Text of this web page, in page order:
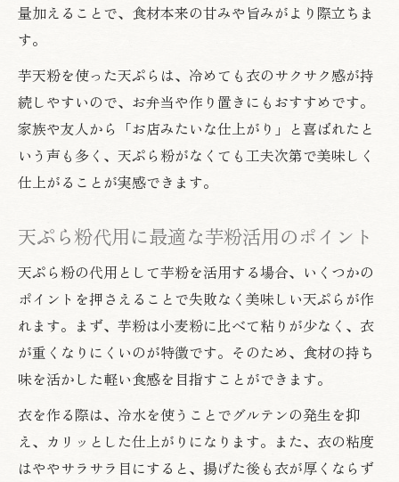
量加えることで、食材本来の甘みや旨みがより際立ちま
す。
芋天粉を使った天ぷらは、冷めても衣のサクサク感が持
続しやすいので、お弁当や作り置きにもおすすめです。
家族や友人から「お店みたいな仕上がり」と喜ばれたと
いう声も多く、天ぷら粉がなくても工夫次第で美味しく
仕上がることが実感できます。
天ぷら粉代用に最適な芋粉活用のポイント
天ぷら粉の代用として芋粉を活用する場合、いくつかの
ポイントを押さえることで失敗なく美味しい天ぷらが作
れます。まず、芋粉は小麦粉に比べて粘りが少なく、衣
が重くなりにくいのが特徴です。そのため、食材の持ち
味を活かした軽い食感を目指すことができます。
衣を作る際は、冷水を使うことでグルテンの発生を抑
え、カリッとした仕上がりになります。また、衣の粘度
はややサラサラ目にすると、揚げた後も衣が厚くならず